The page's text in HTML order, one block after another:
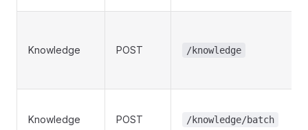
Knowledge POST /knowledge
Knowledge POST /knowledge/batch